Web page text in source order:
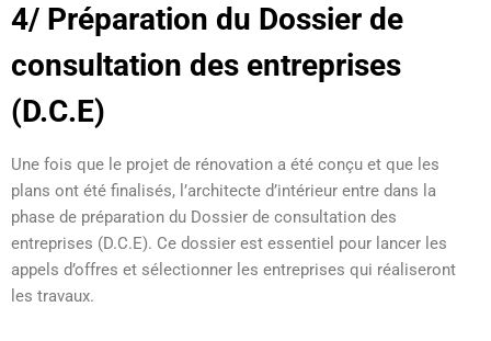
4/ Préparation du Dossier de
consultation des entreprises
(D.C.E)
Une fois que le projet de rénovation a été conçu et que les
plans ont été finalisés, l’architecte d’intérieur entre dans la
phase de préparation du Dossier de consultation des
entreprises (D.C.E). Ce dossier est essentiel pour lancer les
appels d’offres et sélectionner les entreprises qui réaliseront
les travaux.